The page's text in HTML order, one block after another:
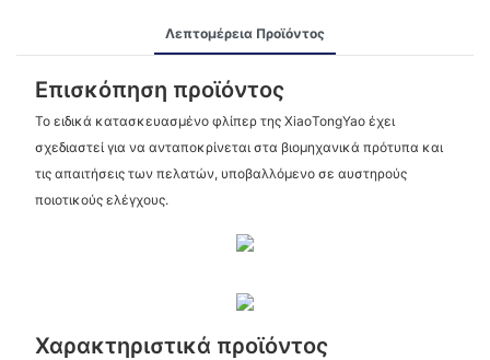
Λεπτομέρεια Προϊόντος
Επισκόπηση προϊόντος
Το ειδικά κατασκευασμένο φλίπερ της XiaoTongYao έχει
σχεδιαστεί για να ανταποκρίνεται στα βιομηχανικά πρότυπα και
τις απαιτήσεις των πελατών, υποβαλλόμενο σε αυστηρούς
ποιοτικούς ελέγχους.
Χαρακτηριστικά προϊόντος